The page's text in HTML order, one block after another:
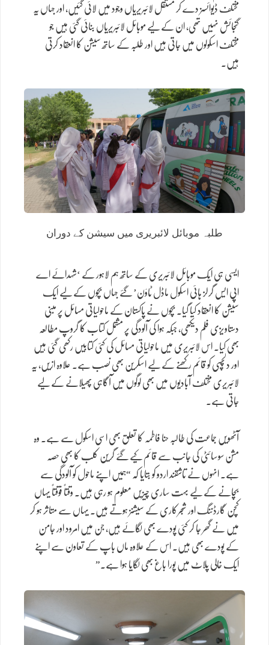
مختلف ڈیوائسز دے کر مستقل لائبریریاں وجود میں لائی گئیں، اور جہاں یہ
گنجائش نہیں تھی، ان کے لیے موبائل لائبریریاں بنائی گئی ہیں جو
مختلف اسکولوں میں جاتی ہیں اور طلبہ کے ساتھ سیشن کا انعقاد کرتی
ہیں۔
طلبہ موبائل لائبریری میں سیشن کے دوران
ایسی ہی ایک موبائل لائبریری کے ساتھ ہم لاہور کے ‘شہدائے اے
اپی ایس گرلز ہائی اسکول ماڈل ٹاؤن’ گئے جہاں بچوں کے لیے ایک
سیشن کا انعقاد کیا گیا۔ بچوں نے پاکستان کے ماحولیاتی مسائل پر مبنی
دستاویزی فلم دیکھی، جبکہ ہوا کی آلودگی پر مشتمل کتاب کا گروپ مطالعہ
بھی کیا۔ اس لائبریری میں ماحولیاتی مسائل کی کئی کتابیں رکھی گئی ہیں
اور دلچسپی کو قائم رکھنے کے لیے اسکرین بھی نصب ہے۔ علاوہ ازیں، یہ
لائبریری مختلف آبادیوں میں بھی لوگوں میں آگاہی پھیلانے کے لیے
جاتی ہے۔
آٹھویں جماعت کی طالبہ حنا فاطمہ کا تعلق بھی اسی اسکول سے ہے۔ وہ
مشن سوسائٹی کی جانب سے قائم کیے گئے گرین کلب کا بھی حصہ
ہے۔ انہوں نے تاشقند اردو کو بتایا کہ “ہمیں اپنے ماحول کو آلودگی سے
بچانے کے لیے بہت ساری چیزیں معلوم ہو رہی ہیں۔ وقتاً فوقتاً یہاں
کچن گارڈننگ اور شجرکاری کے سیشنز ہوتے ہیں۔ یہاں سے متاثر ہو کر
میں نے گھر جا کر کئی پودے بھی لگائے ہیں، جن میں امرود اور جامن
کے پودے بھی ہیں۔ اس کے علاوہ ماں باپ کے تعاون سے اپنے
ایک خالی پلاٹ میں پورا باغ بھی لگایا ہوا ہے۔”